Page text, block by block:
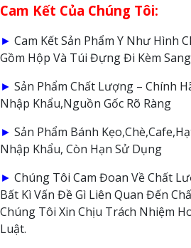
Cam Kết Của Chúng Tôi:
► Cam Kết Sản Phẩm Y Như Hình
Gồm Hộp Và Túi Đựng Đi Kèm
► Sản Phẩm Chất Lượng – Chính
Nhập Khẩu,Nguồn Gốc Rõ Ràng
► Sản Phẩm Bánh
Nhập Khẩu, Còn Hạn Sử Dụng
► Chúng Tôi Cam Đoan Về Chất
Bất Kì Vấn Đề Gì Liên Quan Đến
Chúng Tôi Xin Chịu Trách Nhiệm
Luật.